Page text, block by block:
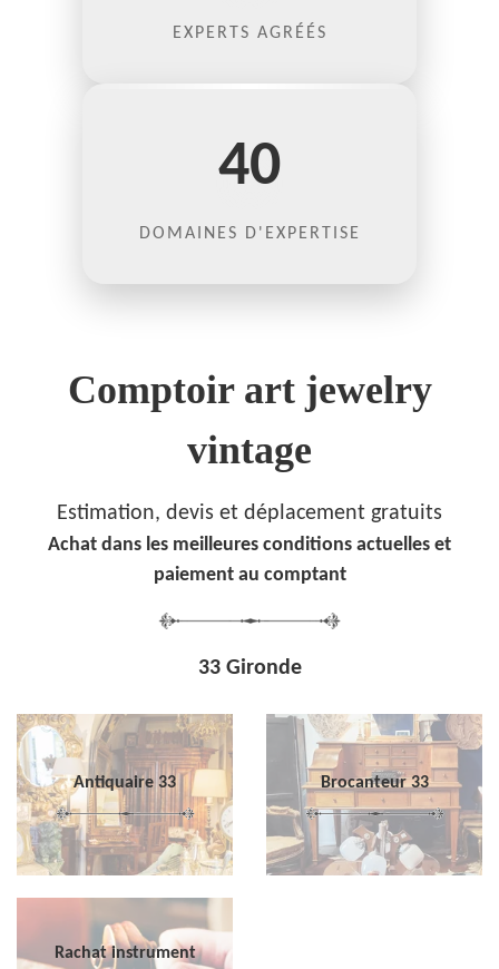
EXPERTS AGRÉÉS
40
DOMAINES D'EXPERTISE
Comptoir art jewelry
vintage
Estimation, devis et déplacement gratuits
Achat dans les meilleures conditions actuelles et
paiement au comptant
33 Gironde
Antiquaire 33 Brocanteur 33
Rachat instrument